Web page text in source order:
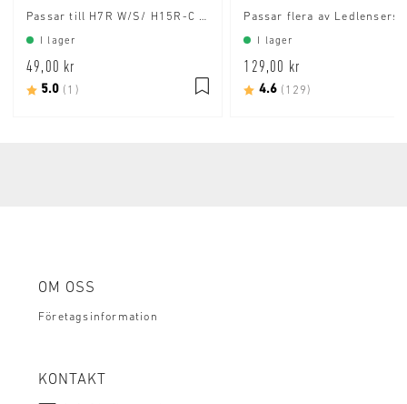
Passar till H7R W/S/ H15R-C og H19R
I lager
49,00 kr
Betyg:
5.0 (1)
I lager
129,00 kr
Betyg:
4.6(129)
OM OSS
Företagsinformation
KONTAKT